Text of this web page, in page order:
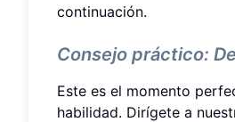
continuación.
Consejo práctico:
Este es el momento
habilidad. Dirígete a